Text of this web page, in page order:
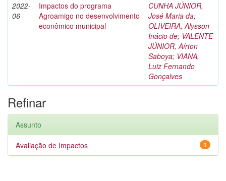
2022-
06
Impactos do programa
Agroamigo no desenvolvimento
econômico municipal
CUNHA JÚNIOR,
José Maria da;
OLIVEIRA, Alysson
Inácio de; VALENTE
JÚNIOR, Aírton
Saboya; VIANA,
Luiz Fernando
Gonçalves
Refinar
Assunto
1
Avaliação de Impactos